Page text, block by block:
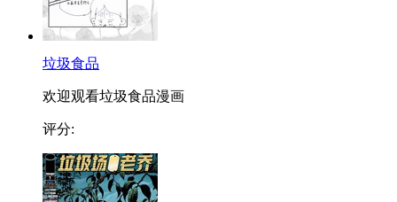
垃圾食品
欢迎观看垃圾食品漫画
评分: